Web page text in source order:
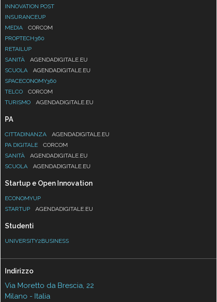
INNOVATION POST
INSURANCEUP
MEDIA
CORCOM
PROPTECH360
RETAILUP
SANITÀ
AGENDADIGITALE.EU
SCUOLA
AGENDADIGITALE.EU
SPACECONOMY360
TELCO
CORCOM
TURISMO
AGENDADIGITALE.EU
PA
CITTADINANZA
AGENDADIGITALE.EU
PA DIGITALE
CORCOM
SANITÀ
AGENDADIGITALE.EU
SCUOLA
AGENDADIGITALE.EU
Startup e Open Innovation
ECONOMYUP
STARTUP
AGENDADIGITALE.EU
Studenti
UNIVERSITY2BUSINESS
Indirizzo
Via Moretto da Brescia, 22
Milano - Italia